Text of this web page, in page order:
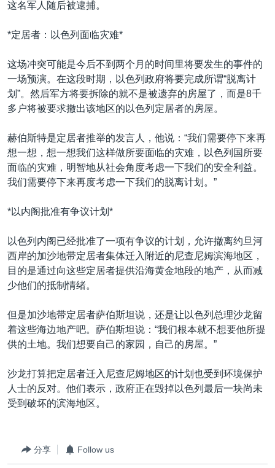
埃博拉疫情
美国之音专访
台海两岸关系
南中国海争端
关注新疆
GEN Z 看美国
其他语言网站
这名军人随后被逮捕。
*定居者：以色列面临灾难*
这场冲突可能是今后不到两个月的时间里将要发生的事件的
一场预演。在这段时期，以色列政府将要完成所谓“脱离计
划”。然后军方将要拆除的就不是被遗弃的房屋了，而是8千
多户将被要求撤出该地区的以色列定居者的房屋。
赫伯斯特是定居者推举的发言人，他说：“我们需要停下来再
想一想，想一想我们这样做所要面临的灾难，以色列国所要
面临的灾难，明智地从社会角度考虑一下我们的安全利益。
我们需要停下来再度考虑一下我们的脱离计划。”
*以内阁批准有争议计划*
以色列内阁已经批准了一项有争议的计划，允许撤离约旦河
西岸的加沙地带定居者集体迁入附近的尼查尼姆滨海地区，
目的是通过向这些定居者提供沿海黄金地段的地产，从而减
少他们的抵制情绪。
但是加沙地带定居者萨伯斯坦说，还是让以色列总理沙龙留
着这些海边地产吧。萨伯斯坦说：“我们根本就不想要他所提
供的土地。我们想要自己的家园，自己的房屋。”
沙龙打算把定居者迁入尼查尼姆地区的计划也受到环境保护
人士的反对。他们表示，政府正在毁掉以色列最后一块尚未
受到破坏的滨海地区。
分享 Follow us